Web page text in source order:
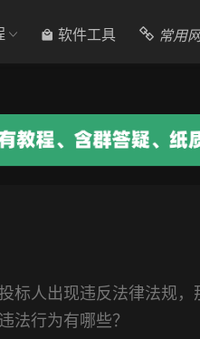
软件工具 常用
标人出现违反法律法规
法行为有哪些？